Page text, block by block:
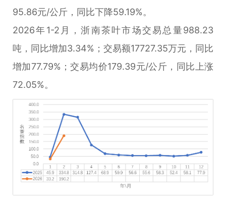
95.86元/公斤，同比下降59.19%。
2026年1-2月，浙南茶叶市场交易总量988.23
吨，同比增加3.34%；交易额17727.35万元，同比
增加77.79%；交易均价179.39元/公斤，同比上涨
72.05%。